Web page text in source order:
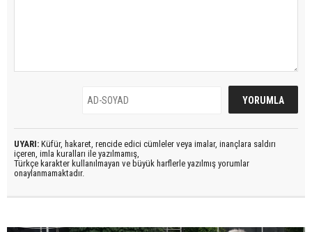
UYARI: Küfür, hakaret, rencide edici cümleler veya imalar, inançlara saldırı
içeren, imla kuralları ile yazılmamış,
Türkçe karakter kullanılmayan ve büyük harflerle yazılmış yorumlar
onaylanmamaktadır.